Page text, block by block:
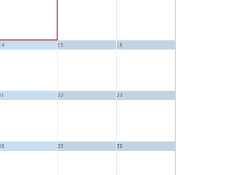
15 16
22 23
29 30